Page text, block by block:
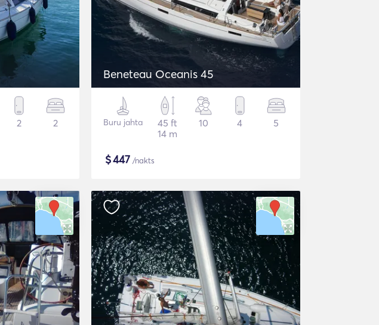
2 2
Beneteau Oceanis 45
Buru jahta
45 ft
14 m
10 4 5
$447 /nakts